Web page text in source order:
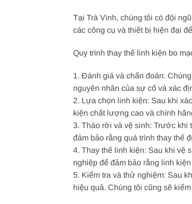
Tại Trà Vinh, chúng tôi có đội
các công cụ và thiết bị hiện đại
Quy trình thay thế linh kiện bo
1. Đánh giá và chẩn đoán:
nguyên nhân của sự cố và xác
2. Lựa chọn linh kiện: Sau khi
kiện chất lượng cao và chính
3. Tháo rời và vệ sinh: Trước khi
đảm bảo rằng quá trình thay thế
4. Thay thế linh kiện: Sau khi vệ
nghiệp để đảm bảo rằng linh
5. Kiểm tra và thử nghiệm: Sau
hiệu quả. Chúng tôi cũng sẽ